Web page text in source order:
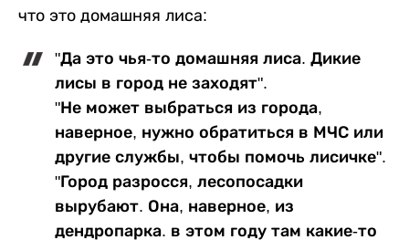
что это домашняя лиса:
"Да это чья-то домашняя лиса. Дикие
лисы в город не заходят".
"Не может выбраться из города,
наверное, нужно обратиться в МЧС или
другие службы, чтобы помочь лисичке".
"Город разросся, лесопосадки
вырубают. Она, наверное, из
дендропарка. в этом году там какие-то